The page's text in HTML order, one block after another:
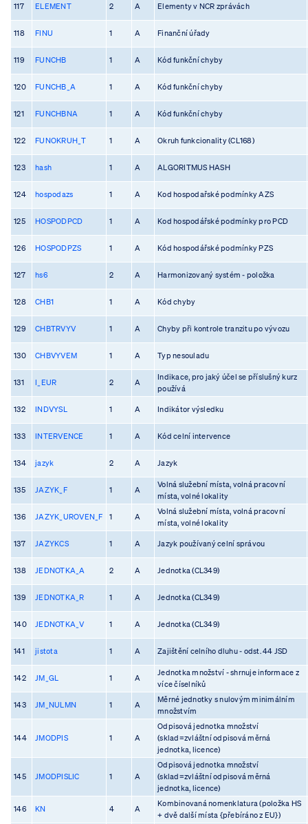
117 ELEMENT 2 A Elementy v NCR zprávách
118 FINU 1 A Finanční úřady
119 FUNCHB 1 A Kód funkční chyby
120 FUNCHB_A 1 A Kód funkční chyby
121 FUNCHBNA 1 A Kód funkční chyby
122 FUNOKRUH_T 1 A Okruh funkcionality (CL168)
123 hash 1 A ALGORITMUS HASH
124 hospodazs 1 A Kod hospodařské podmínky AZS
125 HOSPODPCD 1 A Kod hospodářské podmínky pro PCD
126 HOSPODPZS 1 A Kód hospodářské podmínky PZS
127 hs6 2 A Harmonizovaný systém - položka
128 CHB1 1 A Kód chyby
129 CHBTRVYV 1 A Chyby při kontrole tranzitu po vývozu
130 CHBVYVEM 1 A Typ nesouladu
131 I_EUR 2 A
Indikace, pro jaký účel se příslušný kurz
používá
132 INDVYSL 1 A Indikátor výsledku
133 INTERVENCE 1 A Kód celní intervence
134 jazyk 2 A Jazyk
135 JAZYK_F 1 A
Volná služební místa, volná pracovní
místa, volné lokality
136 JAZYK_UROVEN_F 1 A
Volná služební místa, volná pracovní
místa, volné lokality
137 JAZYKCS 1 A Jazyk používaný celní správou
138 JEDNOTKA_A 2 A Jednotka (CL349)
139 JEDNOTKA_R 1 A Jednotka (CL349)
140 JEDNOTKA_V 1 A Jednotka (CL349)
141 jistota 1 A Zajištění celního dluhu - odst. 44 JSD
142 JM_GL 1 A
Jednotka množství - shrnuje informace z
více číselníků
143 JM_NULMN 1 A
Měrné jednotky s nulovým minimálním
množstvím
144 JMODPIS 1 A
Odpisová jednotka množství
(sklad=zvláštní odpisová měrná
jednotka, licence)
145 JMODPISLIC 1 A
Odpisová jednotka množství
(sklad=zvláštní odpisová měrná
jednotka, licence)
146 KN 4 A
Kombinovaná nomenklatura (položka HS
+ dvě další místa {přebíráno z EU})